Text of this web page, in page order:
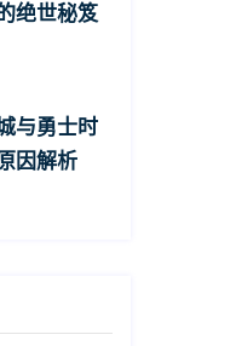
绝世秘笈
与勇士时
因解析